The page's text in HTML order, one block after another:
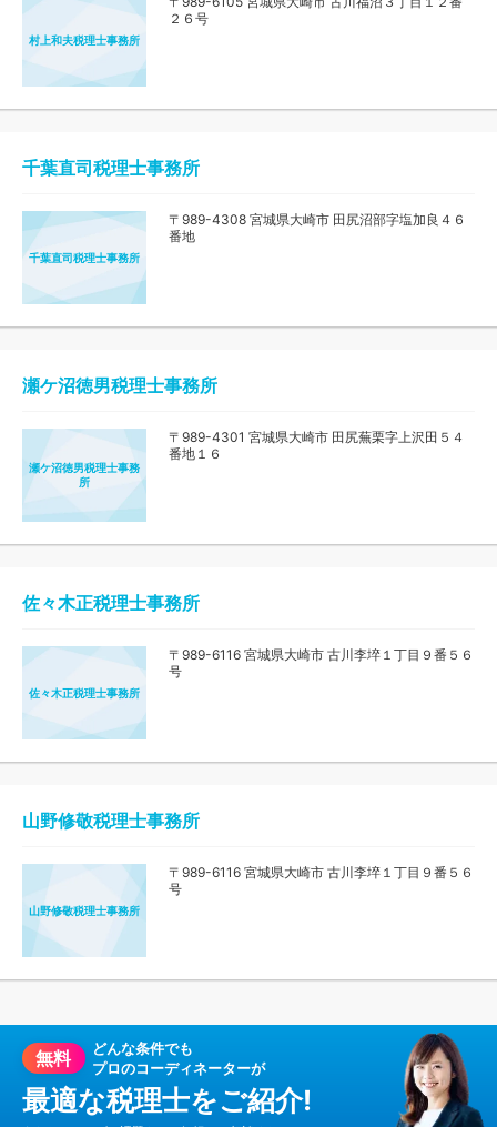
村上和夫税理士事務所
２６号
千葉直司税理士事務所
千葉直司税理士事務所
〒989-4308 宮城県大崎市 田尻沼部字塩加良４６
番地
瀬ケ沼徳男税理士事務所
瀬ケ沼徳男税理士事務
所
〒989-4301 宮城県大崎市 田尻蕪栗字上沢田５４
番地１６
佐々木正税理士事務所
佐々木正税理士事務所
〒989-6116 宮城県大崎市 古川李埣１丁目９番５６
号
山野修敬税理士事務所
山野修敬税理士事務所
〒989-6116 宮城県大崎市 古川李埣１丁目９番５６
号
無料
どんな条件でも
プロのコーディネーターが
最適な税理士をご紹介!